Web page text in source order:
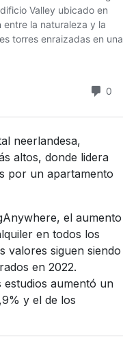
neerlandesa,
altos, donde lidera
por un apartamento
el aumento
en todos los
valores siguen siendo
en 2022.
estudios aumentó un
y el de los